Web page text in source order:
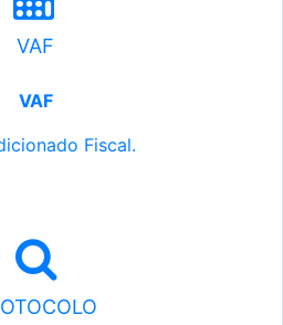
VAF
VAF
Fiscal.